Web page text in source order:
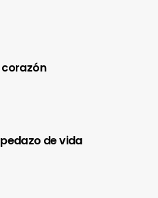
corazón
de vida